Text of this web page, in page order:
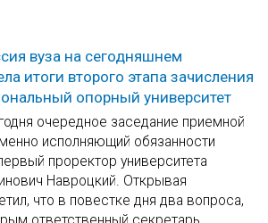
вуза на сегодняшнем
итоги второго этапа зачисления
опорный университет
очередное заседание приемной
исполняющий обязанности
проректор университета
Навроцкий. Открывая
что в повестке дня два вопроса,